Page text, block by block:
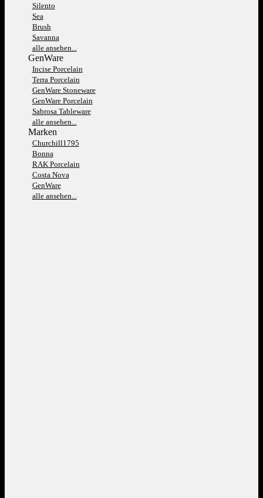
Silento
Sea
Brush
Savanna
alle ansehen...
GenWare
Incise Porcelain
Terra Porcelain
GenWare Stoneware
GenWare Porcelain
Sabrosa Tableware
alle ansehen...
Marken
Churchill1795
Bonna
RAK Porcelain
Costa Nova
GenWare
alle ansehen...